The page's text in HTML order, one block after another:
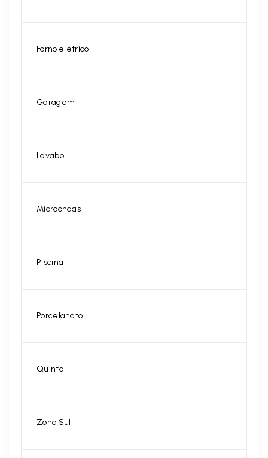
Forno elétrico
Garagem
Lavabo
Microondas
Piscina
Porcelanato
Quintal
Zona Sul